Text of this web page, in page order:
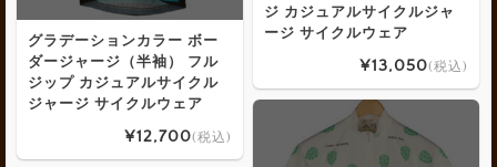
ジ カジュアルサイクルジャ
ージ サイクルウェア
¥13,050(税込)
グラデーションカラー ボー
ダージャージ（半袖） フル
ジップ カジュアルサイクル
ジャージ サイクルウェア
¥12,700(税込)